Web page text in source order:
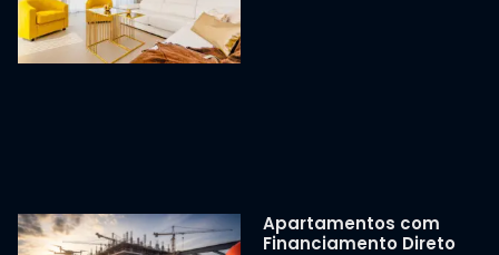
Apartamentos com
Financiamento Direto